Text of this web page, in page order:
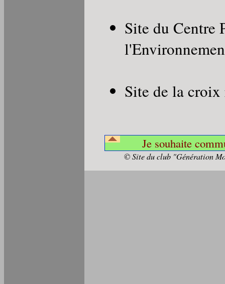
Site du Centre
Site de la
Je souhaite
© Site du club "Génération